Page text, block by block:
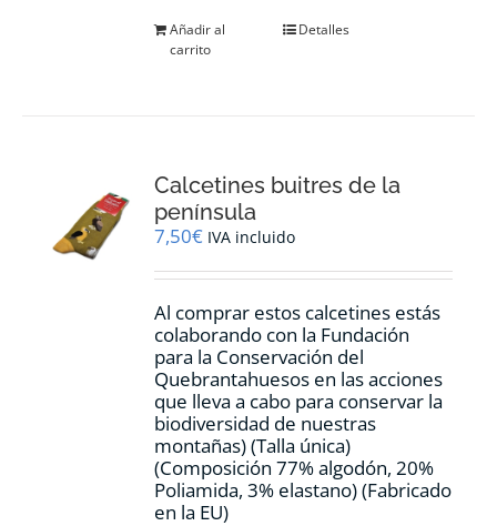
Añadir al
carrito
Detalles
Calcetines buitres de la
península
7,50€ IVA incluido
Al comprar estos calcetines estás
colaborando con la Fundación
para la Conservación del
Quebrantahuesos en las acciones
que lleva a cabo para conservar la
biodiversidad de nuestras
montañas) (Talla única)
(Composición 77% algodón, 20%
Poliamida, 3% elastano) (Fabricado
en la EU)